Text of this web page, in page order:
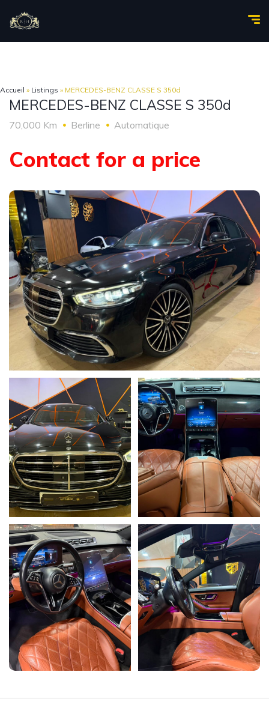
Accueil » Listings » MERCEDES-BENZ CLASSE S 350d
MERCEDES-BENZ CLASSE S 350d
70,000 Km Berline Automatique
Contact for a price